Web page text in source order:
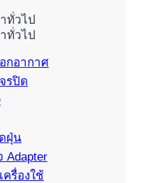
ทั่วไป
ทั่วไป
กอากาศ
รปิด
ฝุ่น
Adapter
รื่องใช้